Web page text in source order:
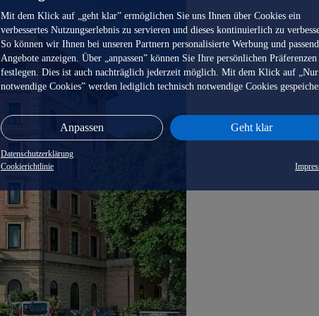
Mit dem Klick auf „geht klar” ermöglichen Sie uns Ihnen über Cookies ein
verbessertes Nutzungserlebnis zu servieren und dieses kontinuierlich zu
So können wir Ihnen bei unseren Partnern personalisierte Werbung und
Angebote anzeigen. Über „anpassen” können Sie Ihre persönlichen Präferenzen
festlegen. Dies ist auch nachträglich jederzeit möglich. Mit dem Klick auf „Nur
notwendige Cookies” werden lediglich technisch notwendige Cookies
Anpassen Geht klar
Datenschutzerklärung
Cookierichtlinie